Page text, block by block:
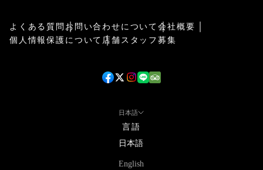
よくある質問 お問い合わせについて会社概要
個人情報保護について 店舗スタッフ募集
日本語
言語
日本語
English